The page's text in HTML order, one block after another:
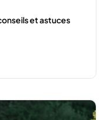
et astuces